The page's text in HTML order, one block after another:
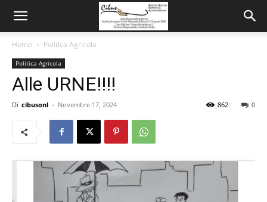
Home Politica Agricola
Politica Agricola
Alle URNE!!!!
Di cibusonl - Novembre 17, 2024 0
862